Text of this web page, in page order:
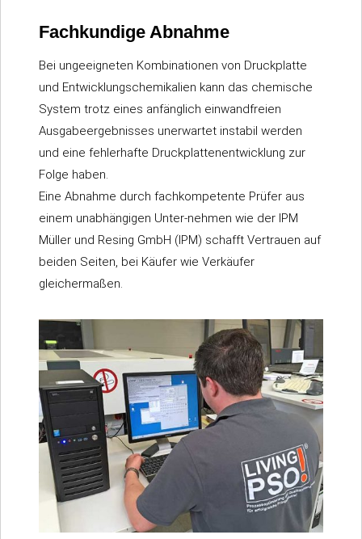
Fachkundige Abnahme
Bei ungeeigneten Kombinationen von Druckplatte
und Entwicklungschemikalien kann das chemische
System trotz eines anfänglich einwandfreien
Ausgabeergebnisses unerwartet instabil werden
und eine fehlerhafte Druckplattenentwicklung zur
Folge haben.
Eine Abnahme durch fachkompetente Prüfer aus
einem unabhängigen Unter-nehmen wie der IPM
Müller und Resing GmbH (IPM) schafft Vertrauen auf
beiden Seiten, bei Käufer wie Verkäufer
gleichermaßen.